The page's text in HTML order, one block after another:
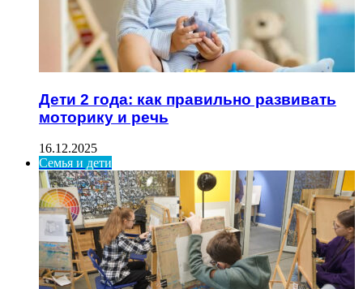
Дети 2 года: как правильно развивать
моторику и речь
16.12.2025
Семья и дети